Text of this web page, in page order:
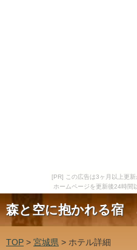
[PR] この広告は3ヶ月以上更新
ホームページを更新後24時間
TOP > 宮城県 > ホテル詳細